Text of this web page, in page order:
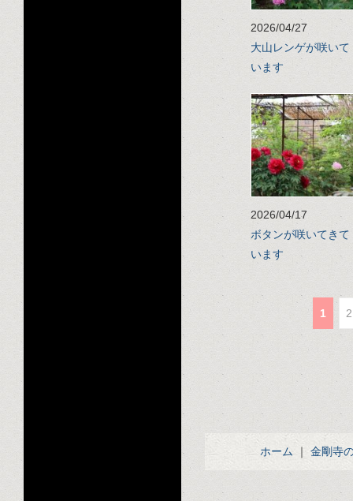
2026/04/27
大山レンゲが咲いて
います
2026/04/17
ボタンが咲いてきて
います
1 2
ホーム ｜ 金剛寺